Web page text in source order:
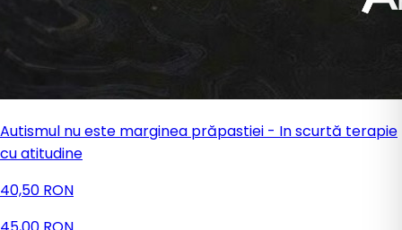
Autismul nu este marginea prăpastiei - In scurtă terapie
cu atitudine
40,50 RON